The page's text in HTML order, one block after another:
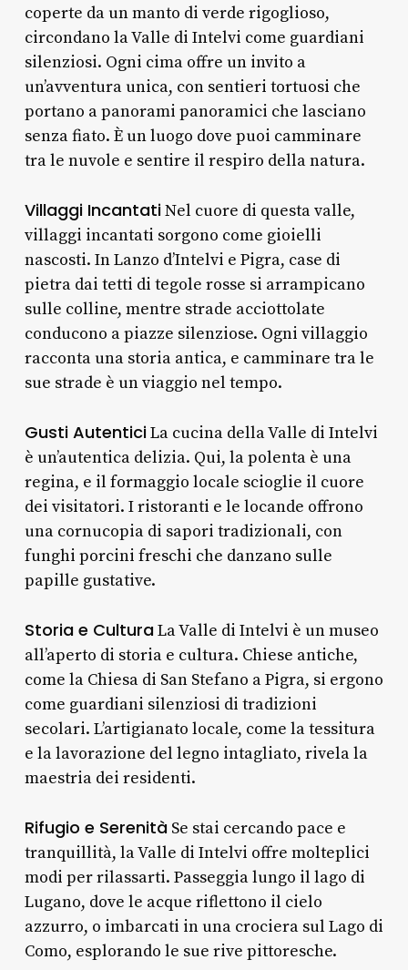
coperte da un manto di verde rigoglioso,
circondano la Valle di Intelvi come guardiani
silenziosi. Ogni cima offre un invito a
un’avventura unica, con sentieri tortuosi che
portano a panorami panoramici che lasciano
senza fiato. È un luogo dove puoi camminare
tra le nuvole e sentire il respiro della natura.
Villaggi IncantatiNel cuore di questa valle,
villaggi incantati sorgono come gioielli
nascosti. In Lanzo d’Intelvi e Pigra, case di
pietra dai tetti di tegole rosse si arrampicano
sulle colline, mentre strade acciottolate
conducono a piazze silenziose. Ogni villaggio
racconta una storia antica, e camminare tra le
sue strade è un viaggio nel tempo.
Gusti AutenticiLa cucina della Valle di Intelvi
è un’autentica delizia. Qui, la polenta è una
regina, e il formaggio locale scioglie il cuore
dei visitatori. I ristoranti e le locande offrono
una cornucopia di sapori tradizionali, con
funghi porcini freschi che danzano sulle
papille gustative.
Storia e CulturaLa Valle di Intelvi è un museo
all’aperto di storia e cultura. Chiese antiche,
come la Chiesa di San Stefano a Pigra, si ergono
come guardiani silenziosi di tradizioni
secolari. L’artigianato locale, come la tessitura
e la lavorazione del legno intagliato, rivela la
maestria dei residenti.
Rifugio e SerenitàSe stai cercando pace e
tranquillità, la Valle di Intelvi offre molteplici
modi per rilassarti. Passeggia lungo il lago di
Lugano, dove le acque riflettono il cielo
azzurro, o imbarcati in una crociera sul Lago di
Como, esplorando le sue rive pittoresche.